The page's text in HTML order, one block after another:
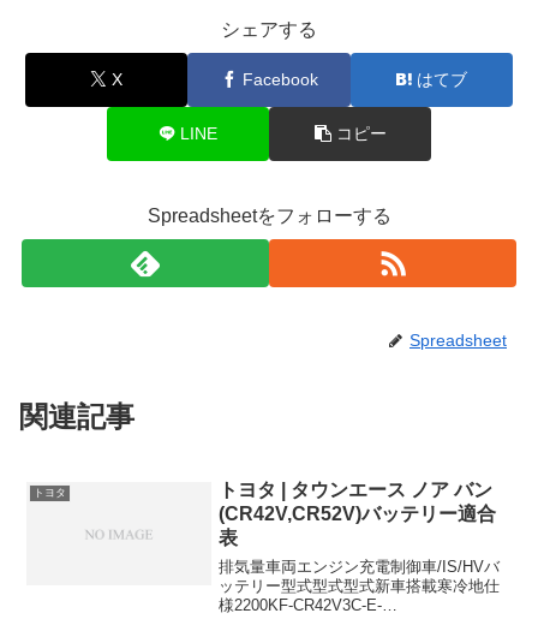
シェアする
X Facebook はてブ
LINE コピー
Spreadsheetをフォローする
Spreadsheet
関連記事
トヨタ
トヨタ | タウンエース ノア バン
(CR42V,CR52V)バッテリー適合
表
排気量車両エンジン充電制御車/IS/HVバ
ッテリー型式型式型式新車搭載寒冷地仕
様2200KF-CR42V3C-E-